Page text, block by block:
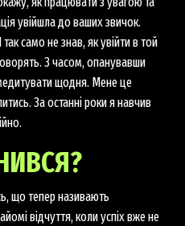
увійшла до ваших звичок.
само не знав, як увійти в той
З часом, опанувавши
щодня. Мене це
За останні роки я навчив
що тепер називають
відчуття, коли успіх вже не